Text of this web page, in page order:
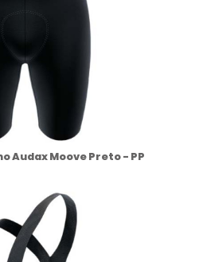
Audax Moove Preto - PP